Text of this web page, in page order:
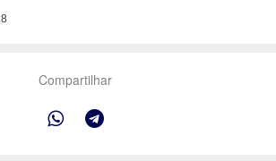
Compartilhar